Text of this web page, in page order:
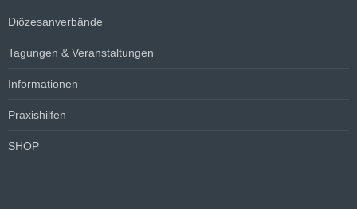
Diözesanverbände
Tagungen & Veranstaltungen
Informationen
Praxishilfen
SHOP